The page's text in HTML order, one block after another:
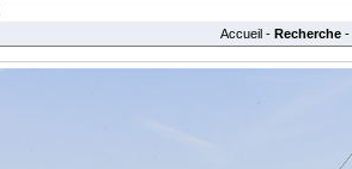
Accueil - Recherche -